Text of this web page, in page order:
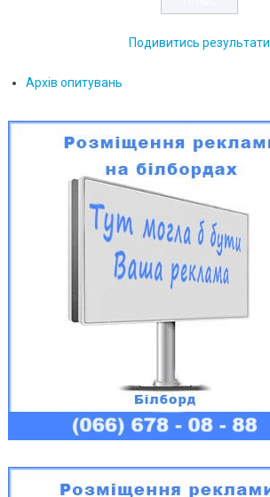
Подивитись результати
Архів опитувань